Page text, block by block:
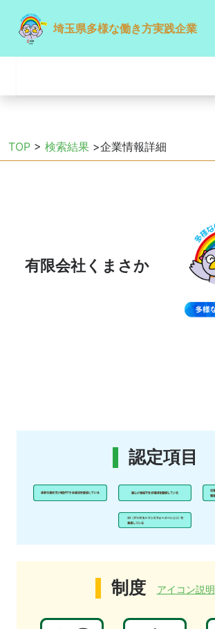
埼玉県多様な働き方実践企業
TOP > 検索結果 >企業情報詳細
有限会社くまさか
認定項目
制度 アイコン説明